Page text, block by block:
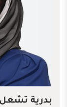
بدرية تشعل